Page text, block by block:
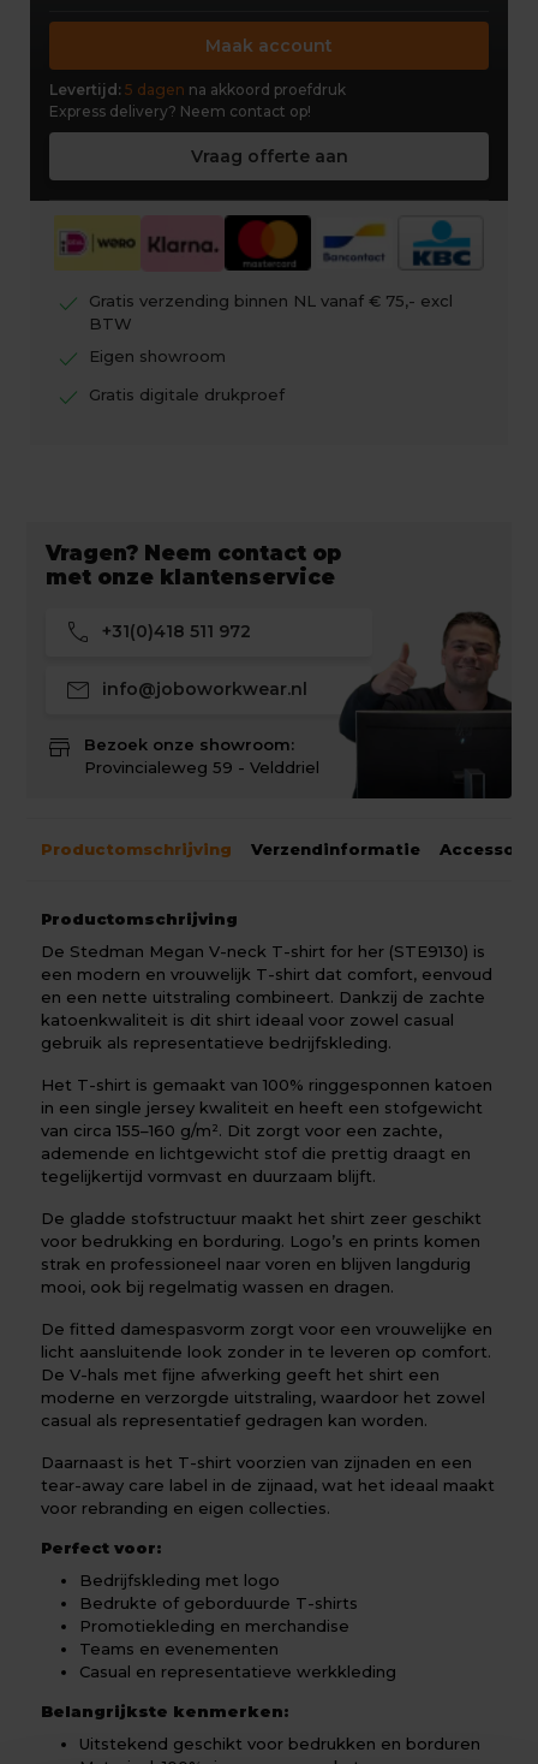
Maak account
Levertijd: 5 dagen na akkoord proefdruk
Express delivery? Neem contact op!
Vraag offerte aan
check
Gratis verzending binnen NL vanaf € 75,- excl
BTW
check Eigen showroom
check Gratis digitale drukproef
Vragen? Neem contact op
met onze klantenservice
call +31(0)418 511 972
mail info@joboworkwear.nl
store
Bezoek onze showroom:
Provincialeweg 59 - Velddriel
Productomschrijving Verzendinformatie
Productomschrijving
De Stedman Megan V-neck T-shirt for her (STE9130) is
een modern en vrouwelijk T-shirt dat comfort, eenvoud
en een nette uitstraling combineert. Dankzij de zachte
katoenkwaliteit is dit shirt ideaal voor zowel casual
gebruik als representatieve bedrijfskleding.
Het T-shirt is gemaakt van 100% ringgesponnen katoen
in een single jersey kwaliteit en heeft een stofgewicht
van circa 155–160 g/m². Dit zorgt voor een zachte,
ademende en lichtgewicht stof die prettig draagt en
tegelijkertijd vormvast en duurzaam blijft.
De gladde stofstructuur maakt het shirt zeer geschikt
voor bedrukking en borduring. Logo’s en prints komen
strak en professioneel naar voren en blijven langdurig
mooi, ook bij regelmatig wassen en dragen.
De fitted damespasvorm zorgt voor een vrouwelijke en
licht aansluitende look zonder in te leveren op comfort.
De V-hals met fijne afwerking geeft het shirt een
moderne en verzorgde uitstraling, waardoor het zowel
casual als representatief gedragen kan worden.
Daarnaast is het T-shirt voorzien van zijnaden en een
tear-away care label in de zijnaad, wat het ideaal maakt
voor rebranding en eigen collecties.
Perfect voor:
Bedrijfskleding met logo
Bedrukte of geborduurde T-shirts
Promotiekleding en merchandise
Teams en evenementen
Casual en representatieve werkkleding
Belangrijkste kenmerken:
Uitstekend geschikt voor bedrukken en borduren